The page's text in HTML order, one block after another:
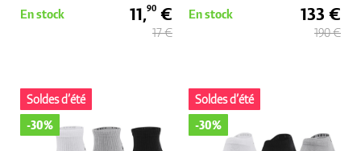
GPS Et Télémètres
En stock 11,90 €
17 €
En stock 133 €
190 €
Soldes d’été
-30%
Soldes d’été
-30%